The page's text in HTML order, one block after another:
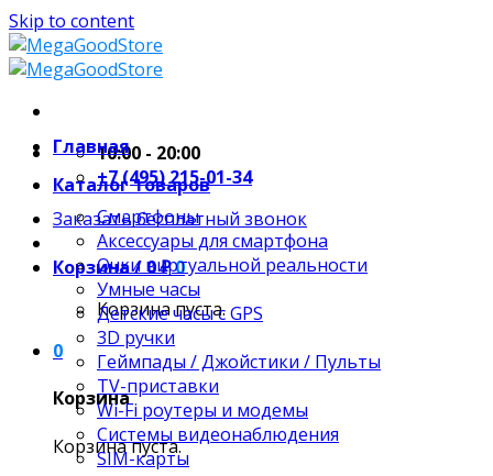
Skip to content
10:00 - 20:00
+7 (495) 215-01-34
Заказать бесплатный звонок
Корзина /0₽0
Корзина пуста.
0
Корзина
Корзина пуста.
Главная
Каталог товаров
Смартфоны
Аксессуары для смартфона
Очки виртуальной реальности
Умные часы
Детские часы с GPS
3D ручки
Геймпады / Джойстики / Пульты
TV-приставки
Wi-Fi роутеры и модемы
Системы видеонаблюдения
SIM-карты